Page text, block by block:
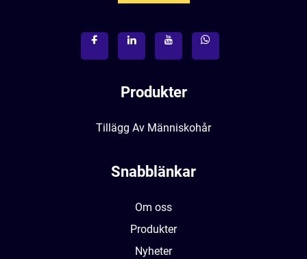
Produkter
Tillägg Av Människohår
Snabblänkar
Om oss
Produkter
Nyheter